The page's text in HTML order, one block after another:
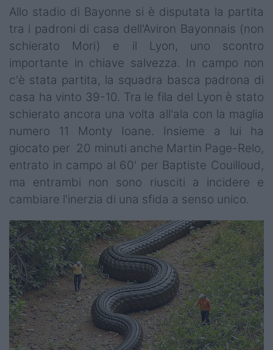
Allo stadio di Bayonne si è disputata la partita
tra i padroni di casa dell'Aviron Bayonnais (non
schierato Mori) e il Lyon, uno scontro
importante in chiave salvezza. In campo non
c'è stata partita, la squadra basca padrona di
casa ha vinto 39-10. Tra le fila del Lyon è stato
schierato ancora una volta all'ala con la maglia
numero 11 Monty Ioane. Insieme a lui ha
giocato per 20 minuti anche Martin Page-Relo,
entrato in campo al 60' per Baptiste Couilloud,
ma entrambi non sono riusciti a incidere e
cambiare l'inerzia di una sfida a senso unico.